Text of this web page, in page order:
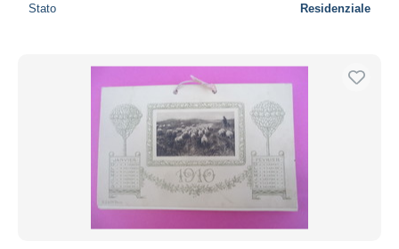
Stato Residenziale